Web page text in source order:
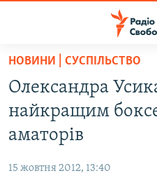
Перейти
основного
матеріалу
до
основної
ВСЕ ЗА ДОБУ
РОСІЙСЬКА «ФІЛЬТРАЦІЯ»
НОВИНИ | СУСПІЛЬСТВО
Олександра
найкращим
аматорів
15 жовтня 2012, 13:40